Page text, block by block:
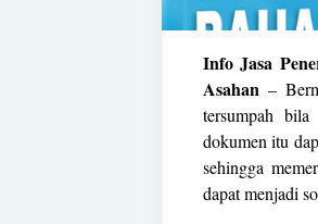
Info Jasa
Asahan–
tersumpahbila
dokumen itu
sehingga
dapat menjadi